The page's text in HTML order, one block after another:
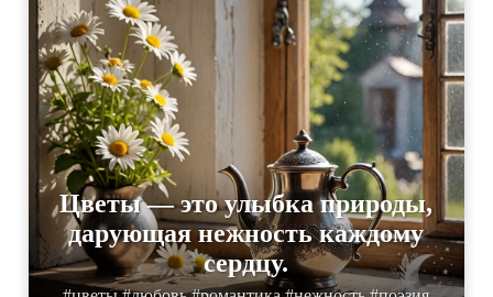
Цветы — это улыбка природы,
дарующая нежность каждому
сердцу.